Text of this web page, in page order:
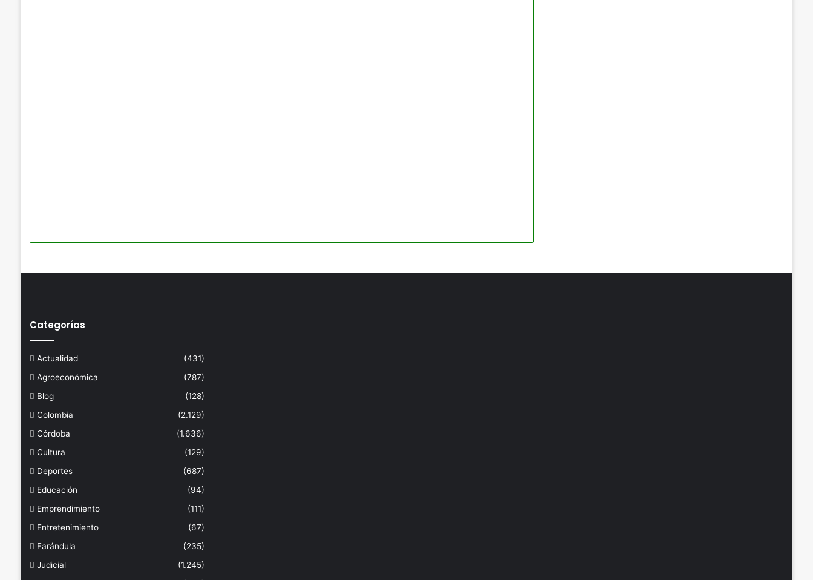
Categorías
Actualidad
(431)
Agroeconómica
(787)
Blog
(128)
Colombia
(2.129)
Córdoba
(1.636)
Cultura
(129)
Deportes
(687)
Educación
(94)
Emprendimiento
(111)
Entretenimiento
(67)
Farándula
(235)
Judicial
(1.245)